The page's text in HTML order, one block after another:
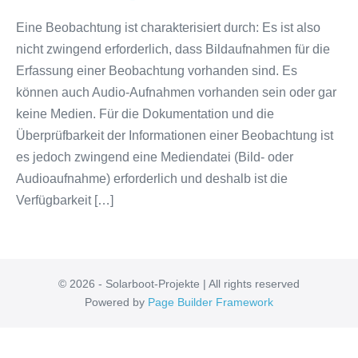
Eine Beobachtung ist charakterisiert durch: Es ist also
nicht zwingend erforderlich, dass Bildaufnahmen für die
Erfassung einer Beobachtung vorhanden sind. Es
können auch Audio-Aufnahmen vorhanden sein oder gar
keine Medien. Für die Dokumentation und die
Überprüfbarkeit der Informationen einer Beobachtung ist
es jedoch zwingend eine Mediendatei (Bild- oder
Audioaufnahme) erforderlich und deshalb ist die
Verfügbarkeit […]
© 2026 - Solarboot-Projekte | All rights reserved
Powered by Page Builder Framework